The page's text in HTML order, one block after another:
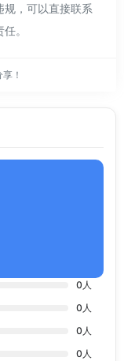
规，可以直接联系
。
！
0 人
0 人
0 人
0 人